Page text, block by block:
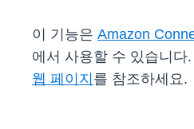
이 기능은 Amazon
에서 사용할 수 있습니다
웹 페이지 를 참조하세요.